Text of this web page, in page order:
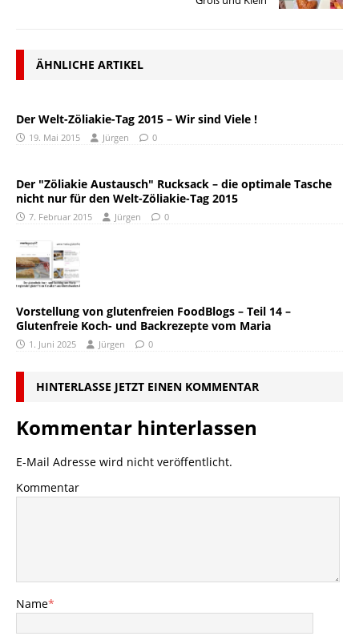
ÄHNLICHE ARTIKEL
Der Welt-Zöliakie-Tag 2015 – Wir sind Viele !
19. Mai 2015 Jürgen 0
Der "Zöliakie Austausch" Rucksack – die optimale Tasche
nicht nur für den Welt-Zöliakie-Tag 2015
7. Februar 2015 Jürgen 0
Vorstellung von glutenfreien FoodBlogs – Teil 14 –
Glutenfreie Koch- und Backrezepte vom Maria
1. Juni 2025 Jürgen 0
HINTERLASSE JETZT EINEN KOMMENTAR
Kommentar hinterlassen
E-Mail Adresse wird nicht veröffentlicht.
Kommentar
Name*